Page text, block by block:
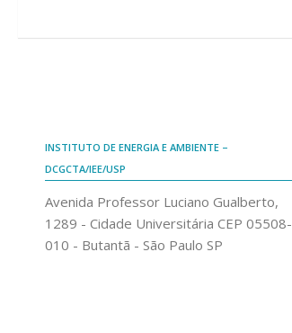
INSTITUTO DE ENERGIA E AMBIENTE –
DCGCTA/IEE/USP
Avenida Professor Luciano Gualberto,
1289 - Cidade Universitária CEP 05508-
010 - Butantã - São Paulo SP